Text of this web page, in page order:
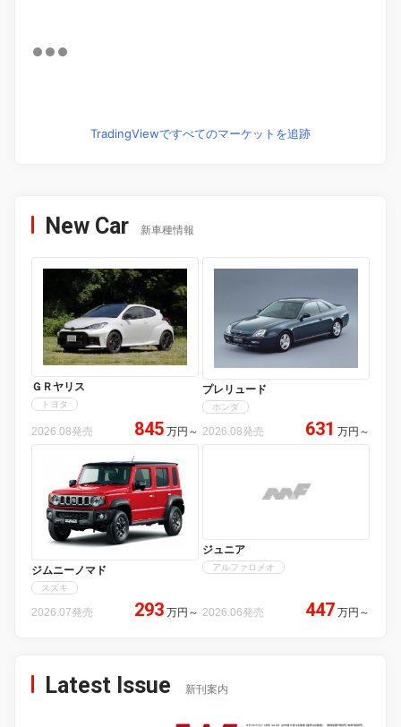
TradingViewですべてのマーケットを追跡
New Car 新車種情報
ＧＲヤリス
トヨタ
2026.08発売 845 万円 ～
プレリュード
ホンダ
2026.08発売 631 万円 ～
ジムニーノマド
スズキ
2026.07発売 293 万円 ～
ジュニア
アルファロメオ
2026.06発売 447 万円 ～
Latest Issue 新刊案内